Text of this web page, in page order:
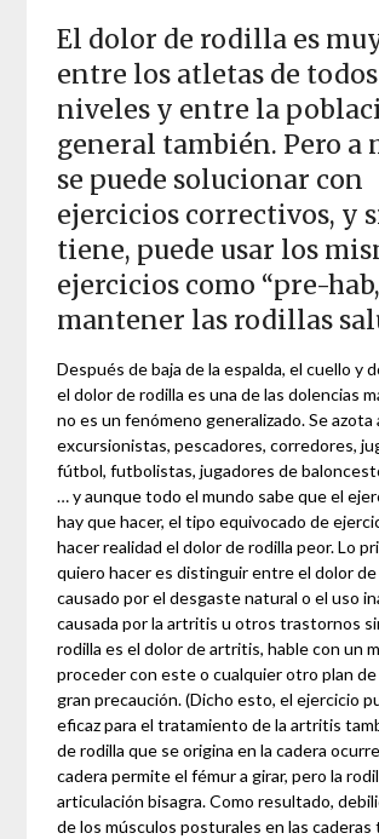
El dolor de rodilla es
entre los atletas de
niveles y entre la
general también. Pero a
se puede solucionar con
ejercicios correctivos, y
tiene, puede usar los
ejercicios como “pre-
mantener las rodillas
Después de baja de la espalda, el cuello y
el dolor de rodilla es una de las dolencias
no es un fenómeno generalizado. Se azota
excursionistas, pescadores, corredores,
fútbol, ​​futbolistas, jugadores de
… y aunque todo el mundo sabe que el
hay que hacer, el tipo equivocado de
hacer realidad el dolor de rodilla peor. Lo
quiero hacer es distinguir entre el dolor de
causado por el desgaste natural o el uso
causada por la artritis u otros trastornos
rodilla es el dolor de artritis, hable con un
proceder con este o cualquier otro plan
gran precaución. (Dicho esto, el ejercicio
eficaz para el tratamiento de la artritis
de rodilla que se origina en la cadera
cadera permite el fémur a girar, pero la
articulación bisagra. Como resultado,
de los músculos posturales en las caderas